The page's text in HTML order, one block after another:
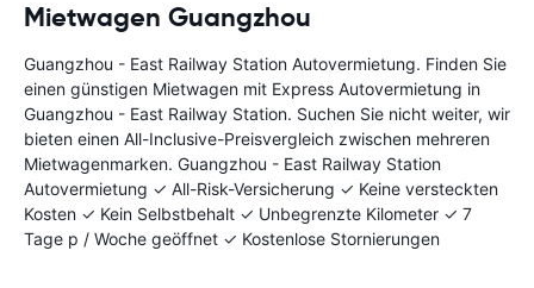
Mietwagen Guangzhou
Guangzhou - East Railway Station Autovermietung. Finden Sie
einen günstigen Mietwagen mit Express Autovermietung in
Guangzhou - East Railway Station. Suchen Sie nicht weiter, wir
bieten einen All-Inclusive-Preisvergleich zwischen mehreren
Mietwagenmarken. Guangzhou - East Railway Station
Autovermietung ✓ All-Risk-Versicherung ✓ Keine versteckten
Kosten ✓ Kein Selbstbehalt ✓ Unbegrenzte Kilometer ✓ 7
Tage p / Woche geöffnet ✓ Kostenlose Stornierungen